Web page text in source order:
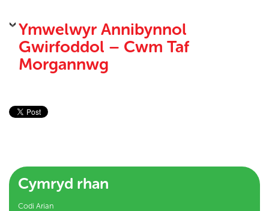
Ymwelwyr Annibynnol
Gwirfoddol – Cwm Taf
Morgannwg
Cymryd rhan
Codi Arian